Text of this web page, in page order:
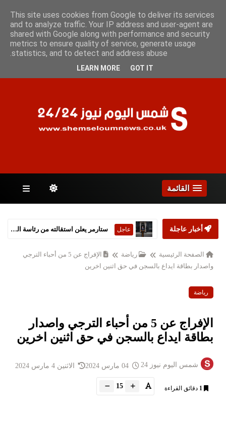
الجمعة 7 أغسطس 2026
الصفحات
القائمة
أخبار عاجلة عاجل ستارمر يعلن استقالته من رئاسة الحكومة البريطانية
الصفحة الرئيسية رياضة
الإفراج عن 5 من أحباء الترجي
واصدار بطاقة ايداع بالسجن في حق اثنين اخرين
رياضة
الإفراج عن 5 من أحباء الترجي واصدار
بطاقة ايداع بالسجن في حق اثنين اخرين
شمس اليوم نيوز 24 الاثنين 4 مارس 2024
1 دقائق القراءة 15
This site uses cookies from Google to deliver its services
and to analyze traffic. Your IP address and user-agent are
shared with Google along with performance and security
metrics to ensure quality of service, generate usage
statistics, and to detect and address abuse.
LEARN MORE GOT IT